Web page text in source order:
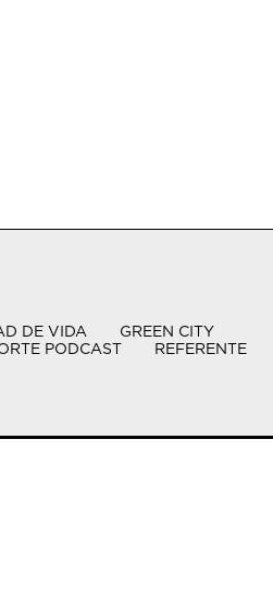
DE VIDA
GREEN CITY
PODCAST REFERENTE